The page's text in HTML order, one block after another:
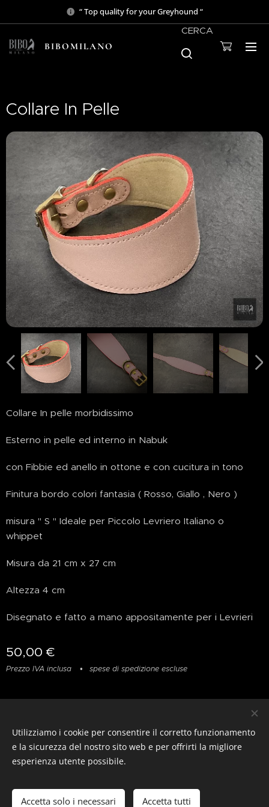
“ Top quality for your Greyhound “
BIBOMILANO
CERCA
Collare In Pelle
Collare In pelle morbidissimo
Esterno in pelle ed interno in Nabuk
con Fibbie ed anello in ottone e con cucitura in tono
Finitura bordo colori fantasia ( Rosso, Giallo , Nero )
misura " S " Ideale per Piccolo Levriero Italiano o
whippet
Misura da 21 cm x 27 cm
Altezza 4 cm
Disegnato e fatto a mano appositamente per i Levrieri
50,00 €
Prezzo IVA inclusa spese di spedizione escluse
- 2026 All rights reserved
Lingue
Utilizziamo i cookie per consentire il corretto funzionamento
e la sicurezza del nostro sito web e per offrirti la migliore
esperienza utente possibile.
Accetta solo i necessari Accetta tutti